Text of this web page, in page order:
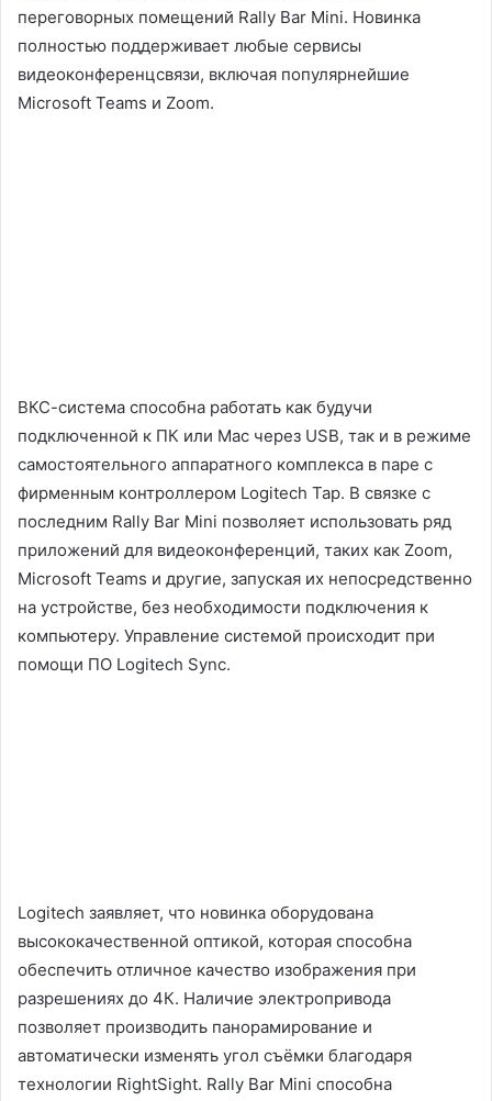
переговорных помещений Rally Bar Mini. Новинка
полностью поддерживает любые сервисы
видеоконференцсвязи, включая популярнейшие
Microsoft Teams и Zoom.
ВКС-система способна работать как будучи
подключенной к ПК или Mac через USB, так и в режиме
самостоятельного аппаратного комплекса в паре с
фирменным контроллером Logitech Tap. В связке с
последним Rally Bar Mini позволяет использовать ряд
приложений для видеоконференций, таких как Zoom,
Microsoft Teams и другие, запуская их непосредственно
на устройстве, без необходимости подключения к
компьютеру. Управление системой происходит при
помощи ПО Logitech Sync.
Logitech заявляет, что новинка оборудована
высококачественной оптикой, которая способна
обеспечить отличное качество изображения при
разрешениях до 4К. Наличие электропривода
позволяет производить панорамирование и
автоматически изменять угол съёмки благодаря
технологии RightSight. Rally Bar Mini способна